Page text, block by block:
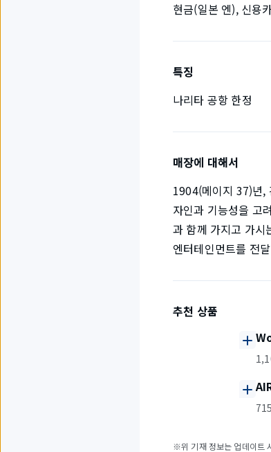
현금(일본 엔), 신용
특징
나리타 공항 한정
매장에 대해서
1904(메이지 37)년,
자인과 기능성을 고
과 함께 가지고 가시
엔터테인먼트를 전
추천 상품
※위 기재 정보는 업데이트